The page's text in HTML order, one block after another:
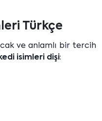
Türkçe
ve anlamlı bir tercih
kedi isimleri dişi: